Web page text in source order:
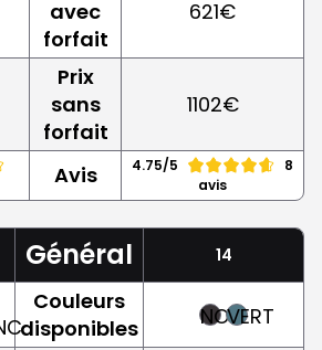
avec
forfait
621€
Prix
sans
forfait
1102€
Avis 4.75/5
8
avis
Général 14
Couleurs
disponibles
NOIRVERT